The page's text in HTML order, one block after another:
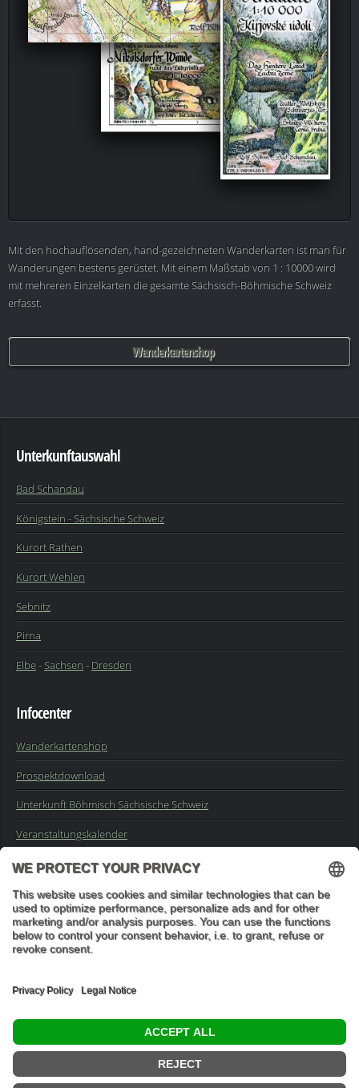
Mit den hochauflösenden, hand-gezeichneten Wanderkarten ist man für
Wanderungen bestens gerüstet. Mit einem Maßstab von 1 : 10000 wird
mit mehreren Einzelkarten die gesamte Sächsisch-Böhmische Schweiz
erfasst.
Wanderkartenshop
Unterkunftauswahl
Bad Schandau
Königstein - Sächsische Schweiz
Kurort Rathen
Kurort Wehlen
Sebnitz
Pirna
Elbe-Sachsen - Dresden
Infocenter
Wanderkartenshop
Prospektdownload
Unterkunft Böhmisch Sächsische Schweiz
Veranstaltungskalender
Impressum
Buchungsanfrage
"In den Wäldern sind Dinge, über die nachzudenken man jahrelang
im Moos liegen könnte." (Franz Kafka)